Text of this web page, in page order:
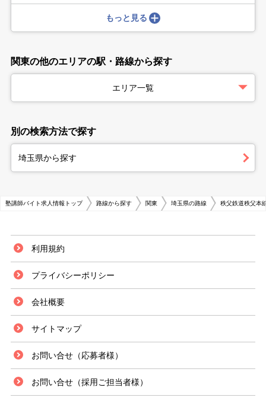
もっと見る
関東の他のエリアの駅・路線から探す
エリア一覧
別の検索方法で探す
埼玉県から探す
塾講師バイト求人情報トップ 路線から探す 関東 埼玉県の路線 秩父鉄道秩父本
利用規約
プライバシーポリシー
会社概要
サイトマップ
お問い合せ（応募者様）
お問い合せ（採用ご担当者様）